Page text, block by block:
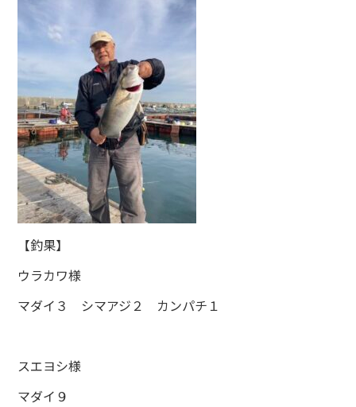
【釣果】
ウラカワ様
マダイ３ シマアジ２ カンパチ１
スエヨシ様
マダイ９